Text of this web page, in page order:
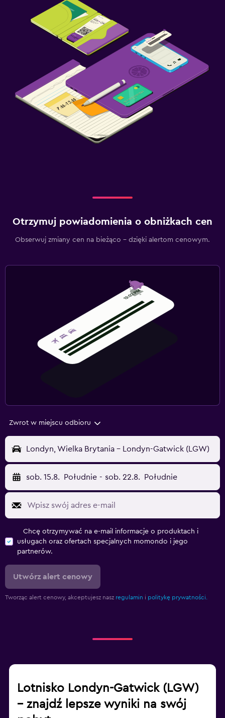
Otrzymuj powiadomienia o obniżkach cen
Obserwuj zmiany cen na bieżąco – dzięki alertom cenowym.
Zwrot w miejscu odbioru
Londyn, Wielka Brytania - Londyn-Gatwick (LGW)
sob. 15.8. Południe - sob. 22.8. Południe
Chcę otrzymywać na e-mail informacje o produktach i
usługach oraz ofertach specjalnych momondo i jego
partnerów.
Utwórz alert cenowy
Tworząc alert cenowy, akceptujesz nasz regulamin i politykę prywatności.
Lotnisko Londyn-Gatwick (LGW)
– znajdź lepsze wyniki na swój